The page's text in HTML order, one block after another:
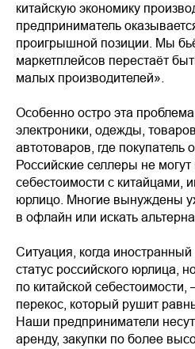
китайскую экономику
предприниматель
проигрышной позиции. Мы
маркетплейсов перестаёт
малых производителей».
Особенно остро эта проблема
электроники, одежды,
автотоваров, где покупатель
Российские селлеры не могут
себестоимости с китайцами,
юрлицо. Многие вынуждены
в офлайн или искать
Ситуация, когда
статус российского юрлица,
по китайской
перекос, который рушит
Наши предприниматели несут
аренду, закупки по более